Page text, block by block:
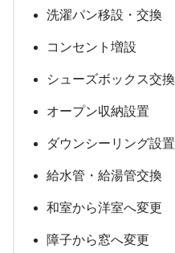
洗濯パン移設・交換
コンセント増設
シューズボックス交換
オープン収納設置
ダウンシーリング設置
給水管・給湯管交換
和室から洋室へ変更
障子から窓へ変更